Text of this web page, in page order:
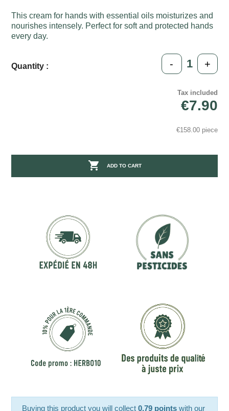
This cream for hands with essential oils moisturizes and
nourishes intensely. Perfect for soft and protected hands
every day.
Quantity : - +
Tax included
€7.90
€158.00 piece
 ADD TO CART
Buying this product you will collect0.79 points with our